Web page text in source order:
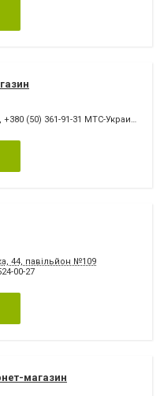
, +380 (50) 361-91-31 МТС-Украин
44, павільйон №109
00-27
магазин